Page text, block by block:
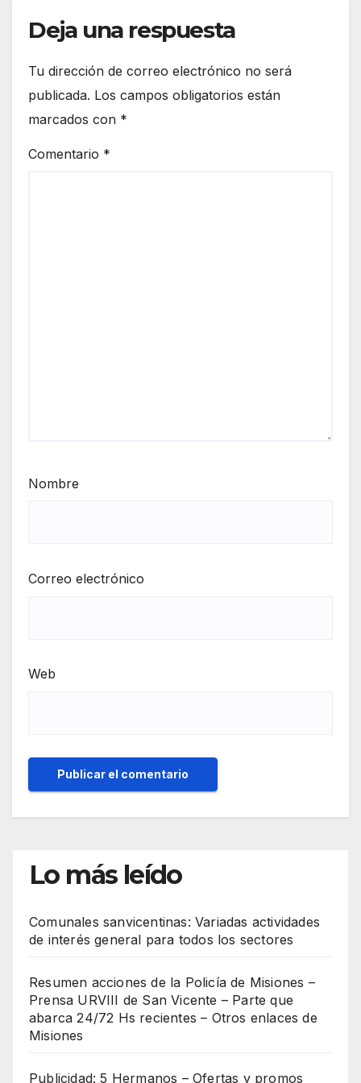
Deja una respuesta
Tu dirección de correo electrónico no será
publicada. Los campos obligatorios están
marcados con *
Comentario *
Nombre
Correo electrónico
Web
Lo más leído
Comunales sanvicentinas: Variadas actividades
de interés general para todos los sectores
Resumen acciones de la Policía de Misiones –
Prensa URVIII de San Vicente – Parte que
abarca 24/72 Hs recientes – Otros enlaces de
Misiones
Publicidad: 5 Hermanos – Ofertas y promos